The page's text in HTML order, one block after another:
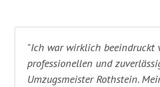
"Ich war wirklich beeindruckt
professionellen und
Umzugsmeister Rothstein.